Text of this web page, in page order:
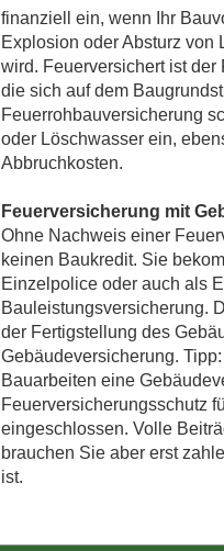
finanziell ein, wenn Ihr
Explosion oder Absturz von
wird. Feuerversichert ist
die sich auf dem
Feuerrohbauversicherung
oder Löschwasser ein,
Abbruchkosten.
Feuerversicherung mit
Ohne Nachweis einer
keinen Baukredit. Sie
Einzelpolice oder auch als
Bauleistungsversicherung.
der Fertigstellung des
Ge­bäude­ver­si­che­rung.
Bauarbeiten eine
Feuerversicherungsschutz
eingeschlossen. Volle
brauchen Sie aber erst
ist.